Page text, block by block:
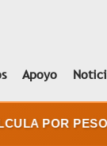
Apoyo
POR PESO